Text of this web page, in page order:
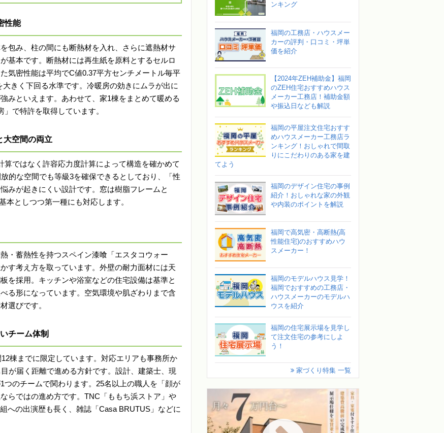
性能
包み、柱の間にも断熱材を入れ、さらに遮熱材サ
基本です。断熱材には再生紙を原料とするセルロ
気密性能は平均でC値0.37平方センチメートル毎平
きく下回る水準です。冷暖房の効きにムラが出に
みといえます。あわせて、家1棟をまとめて暖める
で特許を取得しています。
大空間の両立
ではなく許容応力度計算によって構造を確かめて
的な空間でも等級3を確保できるとしており、「性
みが起きにくい設計です。窓は樹脂フレームと
本としつつ第一種にも対応します。
・蓄熱性を持つスペイン漆喰「エスタコウォー
す考え方を取っています。外壁の耐力面材には天
を採用。キッチンや浴室などの住宅設備は基準と
る形になっています。空気環境や肌ざわりまで含
選びです。
チーム体制
棟までに限定しています。対応エリアも事務所か
が届く距離で進める方針です。設計、建築士、現
のチームで関わります。25名以上の職人を「顔が
らではの進め方です。TNC「ももち浜ストア」や
への出演歴も長く、雑誌「Casa BRUTUS」などに
ンキング
福岡の工務店・ハウスメー
カーの評判・口コミ・坪単
価を紹介
【2024年ZEH補助金】福岡
のZEH住宅おすすめハウス
メーカー工務店！補助金額
や振込日なども解説
福岡の平屋注文住宅おすす
めハウスメーカー工務店ラ
ンキング！おしゃれで間取
りにこだわりのある家を建
てよう
福岡のデザイン住宅の事例
紹介！おしゃれな家の外観
や内装のポイントを解説
福岡で高気密・高断熱(高
性能住宅)のおすすめハウ
スメーカー！
福岡のモデルハウス見学！
福岡でおすすめの工務店・
ハウスメーカーのモデルハ
ウスを紹介
福岡の住宅展示場を見学し
て注文住宅の参考にしよ
う！
家づくり特集 一覧